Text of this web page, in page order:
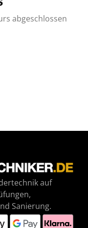
abgeschlossen
auf
Sanierung.